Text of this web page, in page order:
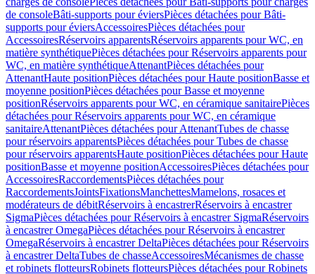
de consoleBâti-supports pour éviersPièces détachées pour Bâti-
supports pour éviersAccessoiresPièces détachées pour
AccessoiresRéservoirs apparentsRéservoirs apparents pour WC, en
matière synthétiquePièces détachées pour Réservoirs apparents pour
WC, en matière synthétiqueAttenantPièces détachées pour
AttenantHaute positionPièces détachées pour Haute positionBasse et
moyenne positionPièces détachées pour Basse et moyenne
positionRéservoirs apparents pour WC, en céramique sanitairePièces
détachées pour Réservoirs apparents pour WC, en céramique
sanitaireAttenantPièces détachées pour AttenantTubes de chasse
pour réservoirs apparentsPièces détachées pour Tubes de chasse
pour réservoirs apparentsHaute positionPièces détachées pour Haute
positionBasse et moyenne positionAccessoiresPièces détachées pour
AccessoiresRaccordementsPièces détachées pour
RaccordementsJointsFixationsManchettesMamelons, rosaces et
modérateurs de débitRéservoirs à encastrerRéservoirs à encastrer
SigmaPièces détachées pour Réservoirs à encastrer SigmaRéservoirs
à encastrer OmegaPièces détachées pour Réservoirs à encastrer
OmegaRéservoirs à encastrer DeltaPièces détachées pour Réservoirs
à encastrer DeltaTubes de chasseAccessoiresMécanismes de chasse
et robinets flotteursRobinets flotteursPièces détachées pour Robinets